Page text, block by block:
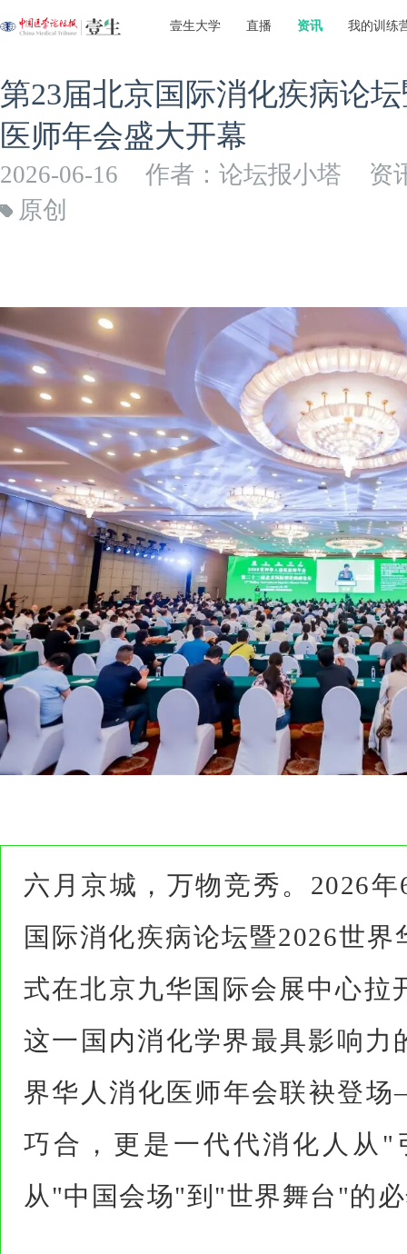
壹生大学 直播 资讯 我的训练
第23届北京国际消化疾病论
医师年会盛大开幕
2026-06-16 作者：论坛报小塔
资
原创
六月京城，万物竞秀。2026
国际消化疾病论坛暨2026世
式在北京九华国际会展中心拉
这一国内消化学界最具影响力
界华人消化医师年会联袂登
巧合，更是一代代消化人从
从"中国会场"到"世界舞台"的